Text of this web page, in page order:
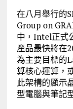
在八月舉行的
Group on
中，Intel正式
產品最快將在
為主要目標的
算核心運算，
此架構的顯示
型電腦與筆記